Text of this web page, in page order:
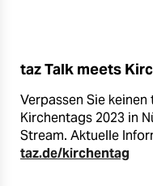
taz Talk meets
Verpassen Sie
Kirchentags 2023 in
Stream. Aktuelle
taz.de/kirchentag